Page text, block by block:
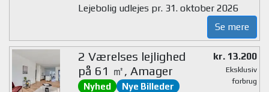
Lejebolig udlejes pr. 31. oktober 2026
Se mere
2 Værelses lejlighed
på 61 ㎡, Amager
Nyhed Nye Billeder
kr. 13.200
Eksklusiv
forbrug